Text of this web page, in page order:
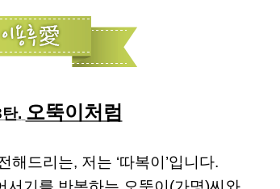
. 오뚝이처럼
드리는, 저는 ‘따복이’입니다.